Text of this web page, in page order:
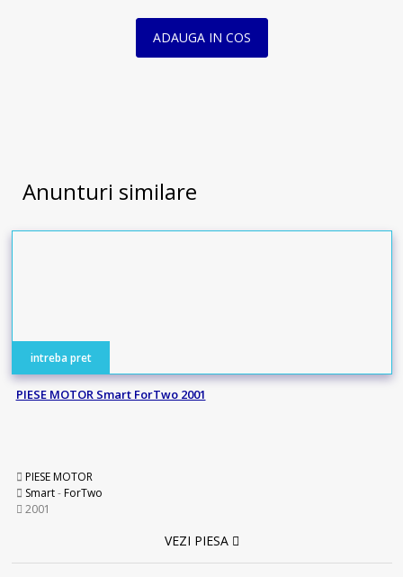
ADAUGA IN COS
Anunturi similare
intreba pret
PIESE MOTOR Smart ForTwo 2001
PIESE MOTOR
Smart-ForTwo
2001
VEZI PIESA